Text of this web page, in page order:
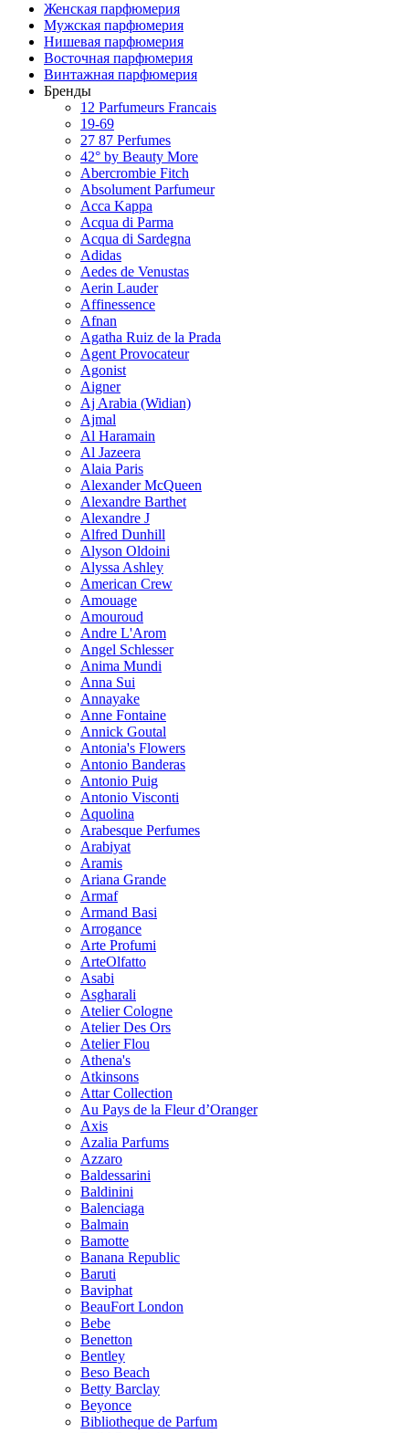
Женская парфюмерия
Мужская парфюмерия
Нишевая парфюмерия
Восточная парфюмерия
Винтажная парфюмерия
Бренды
12 Parfumeurs Francais
19-69
27 87 Perfumes
42° by Beauty More
Abercrombie Fitch
Absolument Parfumeur
Acca Kappa
Acqua di Parma
Acqua di Sardegna
Adidas
Aedes de Venustas
Aerin Lauder
Affinessence
Afnan
Agatha Ruiz de la Prada
Agent Provocateur
Agonist
Aigner
Aj Arabia (Widian)
Ajmal
Al Haramain
Al Jazeera
Alaia Paris
Alexander McQueen
Alexandre Barthet
Alexandre J
Alfred Dunhill
Alyson Oldoini
Alyssa Ashley
American Crew
Amouage
Amouroud
Andre L'Arom
Angel Schlesser
Anima Mundi
Anna Sui
Annayake
Anne Fontaine
Annick Goutal
Antonia's Flowers
Antonio Banderas
Antonio Puig
Antonio Visconti
Aquolina
Arabesque Perfumes
Arabiyat
Aramis
Ariana Grande
Armaf
Armand Basi
Arrogance
Arte Profumi
ArteOlfatto
Asabi
Asgharali
Atelier Cologne
Atelier Des Ors
Atelier Flou
Athena's
Atkinsons
Attar Collection
Au Pays de la Fleur d’Oranger
Axis
Azalia Parfums
Azzaro
Baldessarini
Baldinini
Balenciaga
Balmain
Bamotte
Banana Republic
Baruti
Baviphat
BeauFort London
Bebe
Benetton
Bentley
Beso Beach
Betty Barclay
Beyonce
Bibliotheque de Parfum